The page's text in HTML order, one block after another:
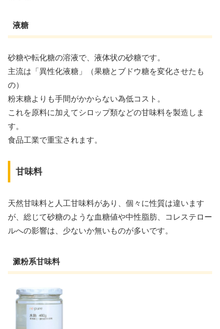
液糖
砂糖や転化糖の溶液で、液体状の砂糖です。
主流は「異性化液糖」（果糖とブドウ糖を変化させたも
の）
粉末糖よりも手間がかからない為低コスト。
これを原料に加えてシロップ類などの甘味料を製造しま
す。
食品工業で重宝されます。
甘味料
天然甘味料と人工甘味料があり、個々に性質は違います
が、総じて砂糖のような血糖値や中性脂肪、コレステロー
ルへの影響は、少ないか無いものが多いです。
澱粉系甘味料